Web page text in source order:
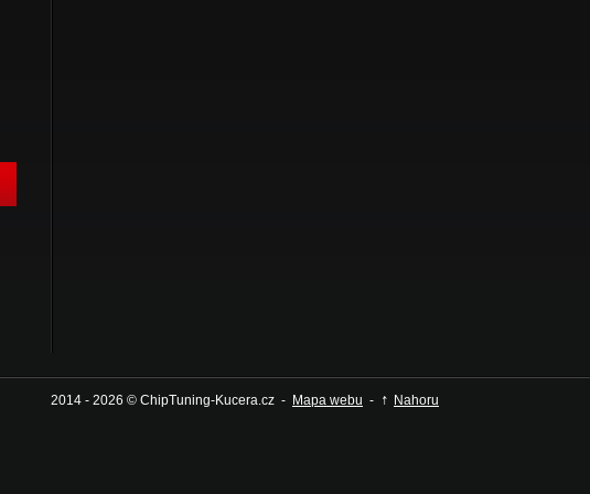
2014 - 2026 © ChipTuning-Kucera.cz - Mapa webu - ↑ Nahoru